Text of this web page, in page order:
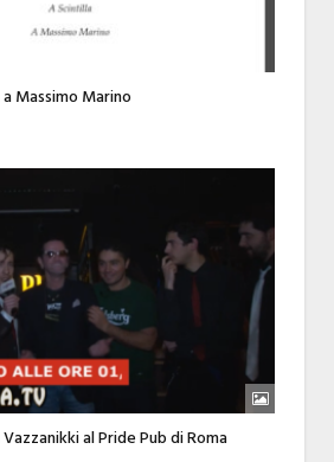
Massimo Marino
al Pride Pub di Roma